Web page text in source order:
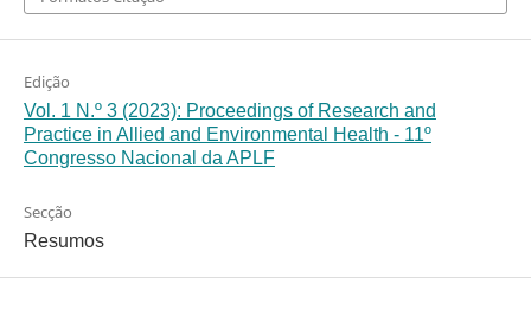
Edição
Vol. 1 N.º 3 (2023): Proceedings of Research and
Practice in Allied and Environmental Health - 11º
Congresso Nacional da APLF
Secção
Resumos